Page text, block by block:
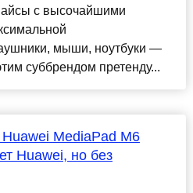
с высочайшими
мыши, ноутбуки —
суббрендом претенду...
MediaPad M6
Huawei, но без